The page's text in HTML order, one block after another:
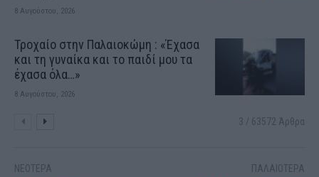
8 Αυγούστου, 2026
Τροχαίο στην Παλαιοκώμη : «Έχασα
και τη γυναίκα και το παιδί μου τα
έχασα όλα…»
8 Αυγούστου, 2026
3 / 63572 Άρθρα
ΝΕΟΤΕΡΑ ΠΑΛΑΙΟΤΕΡΑ